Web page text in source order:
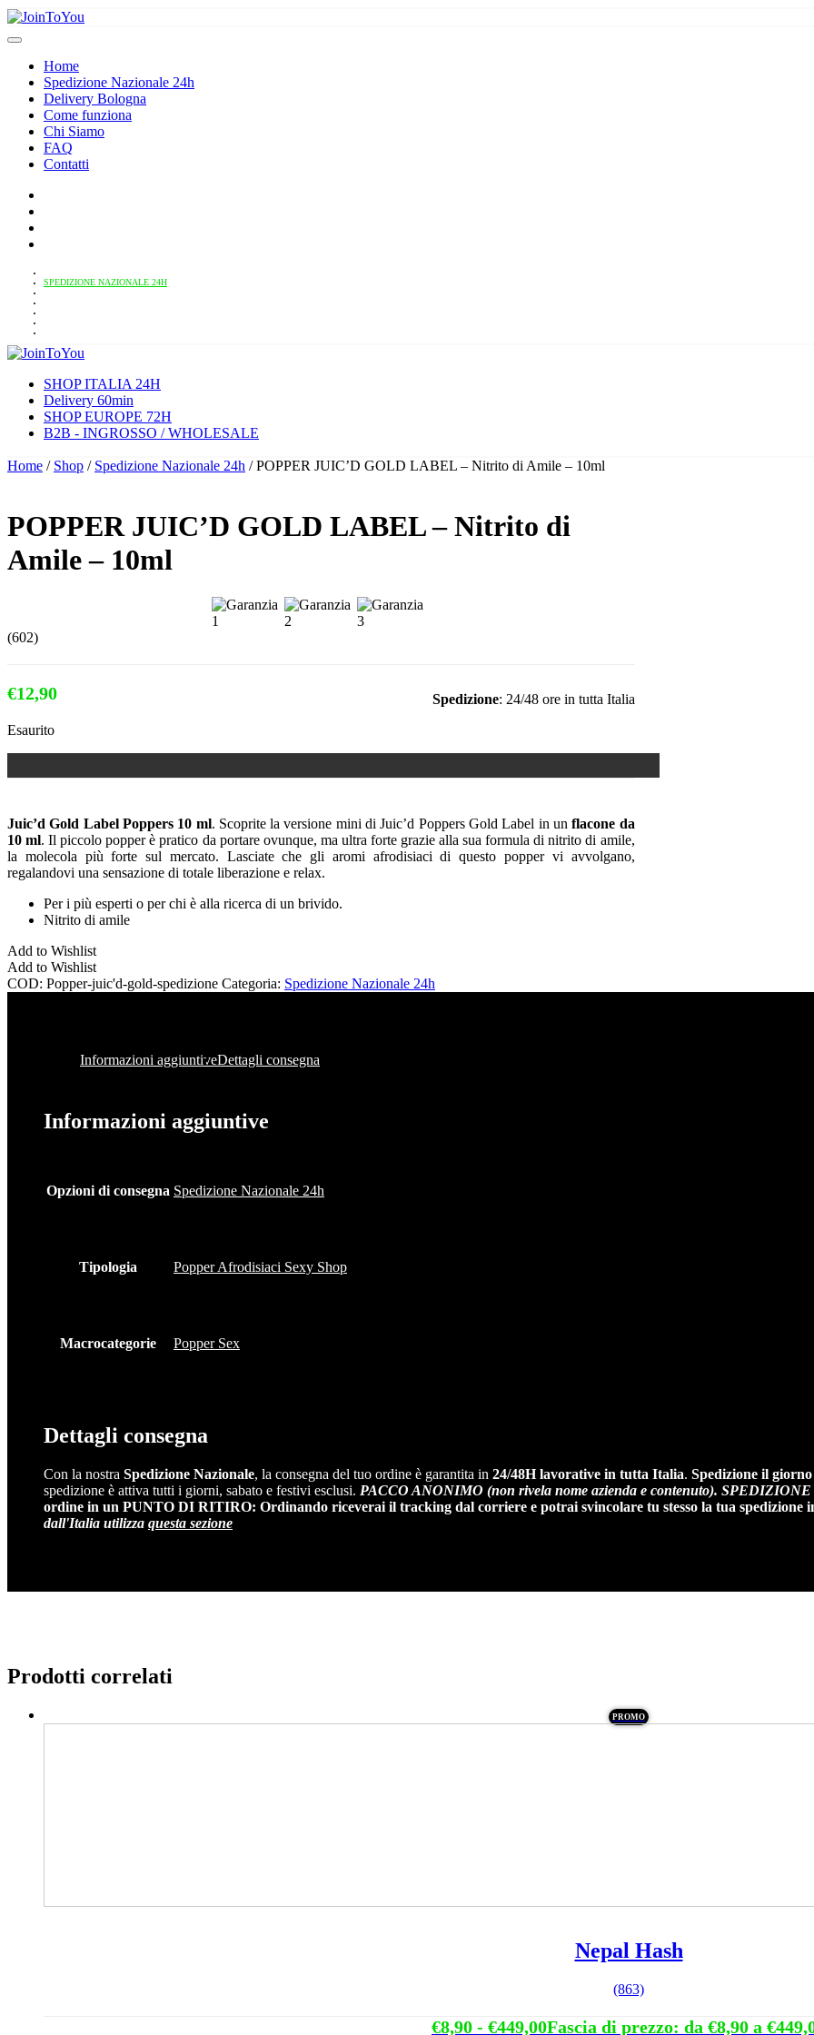
Home
Spedizione Nazionale 24h
Delivery Bologna
Come funziona
Chi Siamo
FAQ
Contatti
SPEDIZIONE NAZIONALE 24H
SHOP ITALIA 24H
Delivery 60min
SHOP EUROPE 72H
B2B - INGROSSO / WHOLESALE
Home / Shop / Spedizione Nazionale 24h / POPPER JUIC’D GOLD LABEL – Nitrito di Amile – 10ml
POPPER JUIC’D GOLD LABEL – Nitrito di
Amile – 10ml
(602)
€12,90 Spedizione: 24/48 ore in tutta Italia
Esaurito
Juic’d Gold Label Poppers 10 ml. Scoprite la versione mini di Juic’d Poppers Gold Label in unflacone da
10 ml. Il piccolo popper è pratico da portare ovunque, ma ultra forte grazie alla sua formula di nitrito di amile,
la molecola più forte sul mercato. Lasciate che gli aromi afrodisiaci di questo popper vi avvolgano,
regalandovi una sensazione di totale liberazione e relax.
Per i più esperti o per chi è alla ricerca di un brivido.
Nitrito di amile
Add to Wishlist
Add to Wishlist
COD: Popper-juic'd-gold-spedizione Categoria: Spedizione Nazionale 24h
Informazioni aggiuntiveDettagli consegna
Informazioni aggiuntive
Opzioni di consegna Spedizione Nazionale 24h
Tipologia Popper Afrodisiaci Sexy Shop
Macrocategorie Popper Sex
Dettagli consegna
Con la nostra Spedizione Nazionale, la consegna del tuo ordine è garantita in 24/48H lavorative in tutta Italia. Spedizione il
spedizione è attiva tutti i giorni, sabato e festivi esclusi. PACCO ANONIMO (non rivela nome azienda e contenuto). SPEDIZIONE
ordine in un PUNTO DI RITIRO: Ordinando riceverai il tracking dal corriere e potrai svincolare tu stesso la tua spedizione
dall'Italia utilizza questa sezione
Prodotti correlati
PROMO
Nepal Hash
(863)
€8,90 - €449,00Fascia di prezzo: da €8,90 a